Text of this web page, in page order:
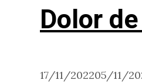
Dolor
17/11/202205/11/